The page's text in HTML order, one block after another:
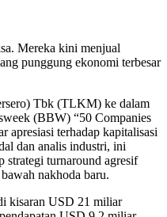
Mereka kini menjual
punggung ekonomi terbesar
Tbk (TLKM) ke dalam
(BBW) “50 Companies
apresiasi terhadap kapitalisasi
dan analis industri, ini
strategi turnaround agresif
nakhoda baru.
kisaran USD 21 miliar